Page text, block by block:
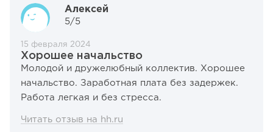
Алексей
5/5
15 февраля 2024
Хорошее начальство
Молодой и дружелюбный коллектив. Хорошее
начальство. Заработная плата без задержек.
Работа легкая и без стресса.
Читать отзыв на hh.ru